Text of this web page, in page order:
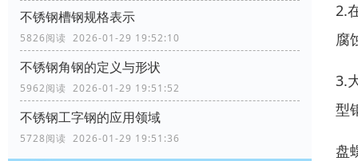
不锈钢槽钢规格表示
5826阅读 2026-01-29 19:52:10
不锈钢角钢的定义与形状
5962阅读 2026-01-29 19:51:52
不锈钢工字钢的应用领域
5728阅读 2026-01-29 19:51:36
2.
腐
3.
型
盘